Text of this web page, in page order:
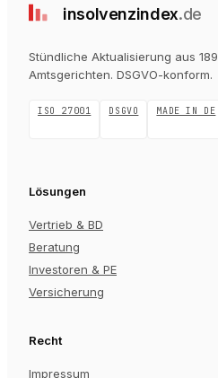
insolvenzindex.de
Stündliche Aktualisierung aus 189
Amtsgerichten. DSGVO-konform.
ISO 27001 DSGVO MADE IN DE
Lösungen
Vertrieb & BD
Beratung
Investoren & PE
Versicherung
Recht
Impressum